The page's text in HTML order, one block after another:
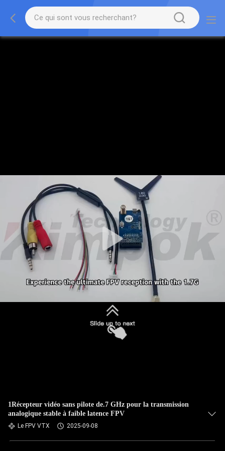
1Récepteur vidéo sans pilote de.7 GHz pour la transmission
analogique stable à faible latence FPV
Le FPV VTX 2025-09-08